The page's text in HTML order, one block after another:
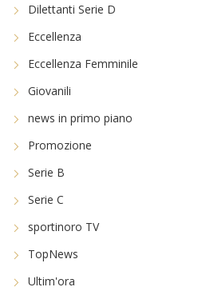
Dilettanti Serie D
Eccellenza
Eccellenza Femminile
Giovanili
news in primo piano
Promozione
Serie B
Serie C
sportinoro TV
TopNews
Ultim'ora